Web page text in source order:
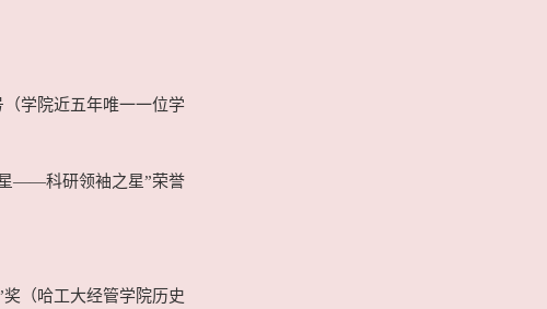
学院近五年唯一一位学
——科研领袖之星”荣誉
（哈工大经管学院历史